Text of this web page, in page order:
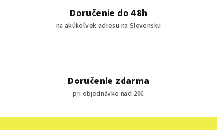
u
Doručenie do 48h
na akúkoľvek adresu na Slovensku
Doručenie zdarma
pri objednávke nad 20€